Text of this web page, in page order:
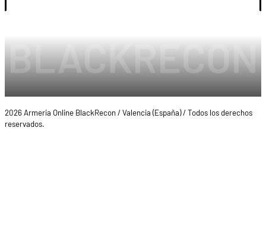
2026 Armeria Online BlackRecon / Valencia (España) / Todos los derechos
reservados.